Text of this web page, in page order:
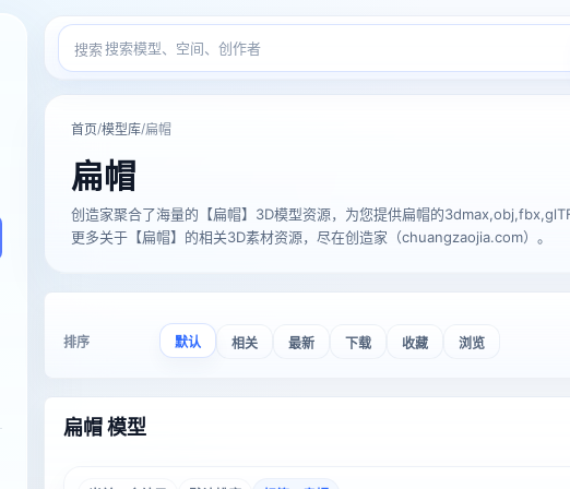
搜索
首页/模型库/扁帽
扁帽
创造家聚合了海量的【扁帽】3D模型资源，为您提供扁帽的
更多关于【扁帽】的相关3D素材资源，尽在创造家（chuangzaojia.com）。
排序 默认 相关 最新 下载 收藏 浏览
扁帽 模型